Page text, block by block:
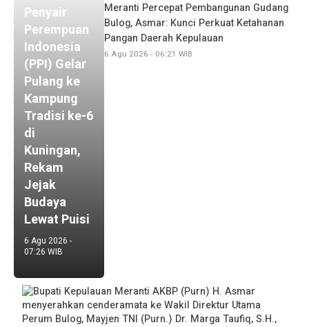
Penyair
Perempuan
Indonesia
(PPI) Gelar
Pulang ke
Kampung
Tradisi ke-6
di
Kuningan,
Rekam
Jejak
Budaya
Lewat Puisi
6 Agu 2026 -
07:26 WIB
Meranti Percepat Pembangunan Gudang
Bulog, Asmar: Kunci Perkuat Ketahanan
Pangan Daerah Kepulauan
6 Agu 2026 - 06:21 WIB